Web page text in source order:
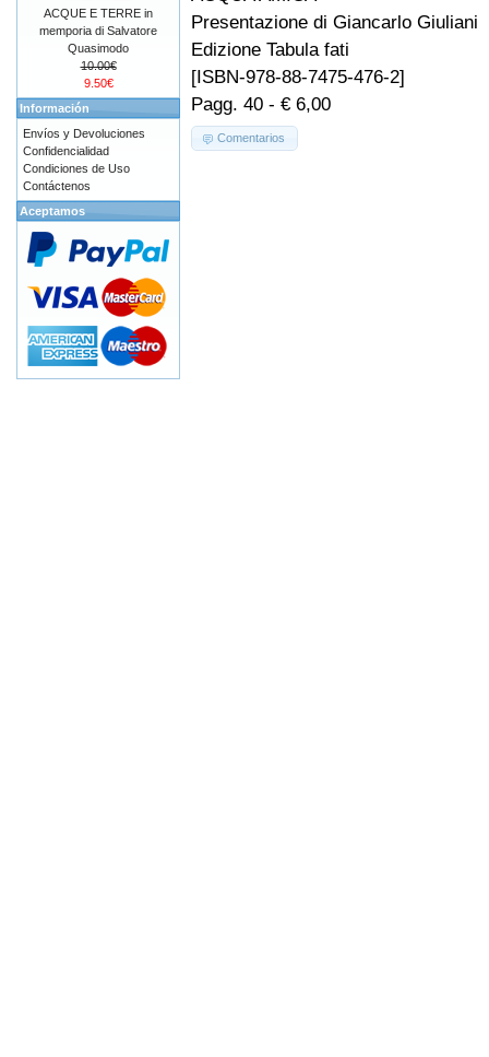
Presentazione di Giancarlo Giuliani
Edizione Tabula fati
[ISBN-978-88-7475-476-2]
Pagg. 40 - € 6,00
Comentarios
ACQUE E TERRE in
memporia di Salvatore
Quasimodo
10.00€
9.50€
Información
Envíos y Devoluciones
Confidencialidad
Condiciones de Uso
Contáctenos
Aceptamos